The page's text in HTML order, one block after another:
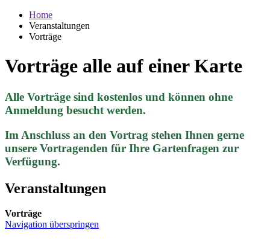
Home
Veranstaltungen
Vorträge
Vorträge alle auf einer Karte
Alle Vorträge sind kostenlos und können ohne
Anmeldung besucht werden.
Im Anschluss an den Vortrag stehen Ihnen gerne
unsere Vortragenden für Ihre Gartenfragen zur
Verfügung.
Veranstaltungen
Vorträge
Navigation überspringen